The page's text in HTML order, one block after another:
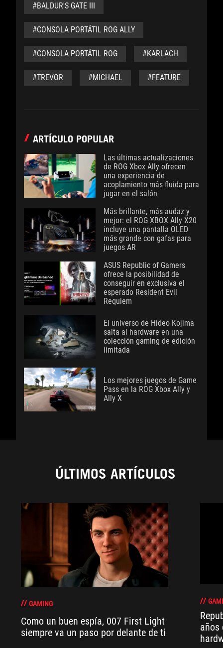
#BALDUR'S GATE III
#CONSOLA PORTÁTIL ROG ALLY
#CONSOLA PORTÁTIL ROG #KARLACH
#TREVOR #MICHAEL #FEATURE
ARTÍCULO POPULAR
Las últimas actualizaciones
de ROG Xbox Ally ofrecen
una experiencia de
acoplamiento más fluida para
jugar en el salón
Más brillante, más audaz y
mejor: el ROG XBOX Ally X20
incluye una pantalla OLED
más grande con gafas para
juegos AR
ASUS Republic of Gamers
ofrece la posibilidad de
conseguir en exclusiva el
esperado Resident Evil
Requiem
El universo de Hideo Kojima
salta al hardware en una
colección gaming de edición
limitada
Los mejores juegos de Game
Pass en la ROG Xbox Ally y
Ally X
ÚLTIMOS ARTÍCULOS
GAMING
Como un buen espía, 007 First Light
siempre va un paso por delante de ti
años